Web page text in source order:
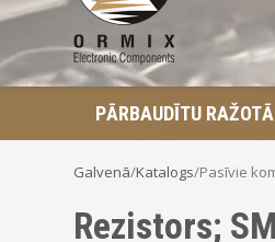
PĀRBAUDĪTU
Galvenā/Katalogs/Pasīvie
Rezistors;